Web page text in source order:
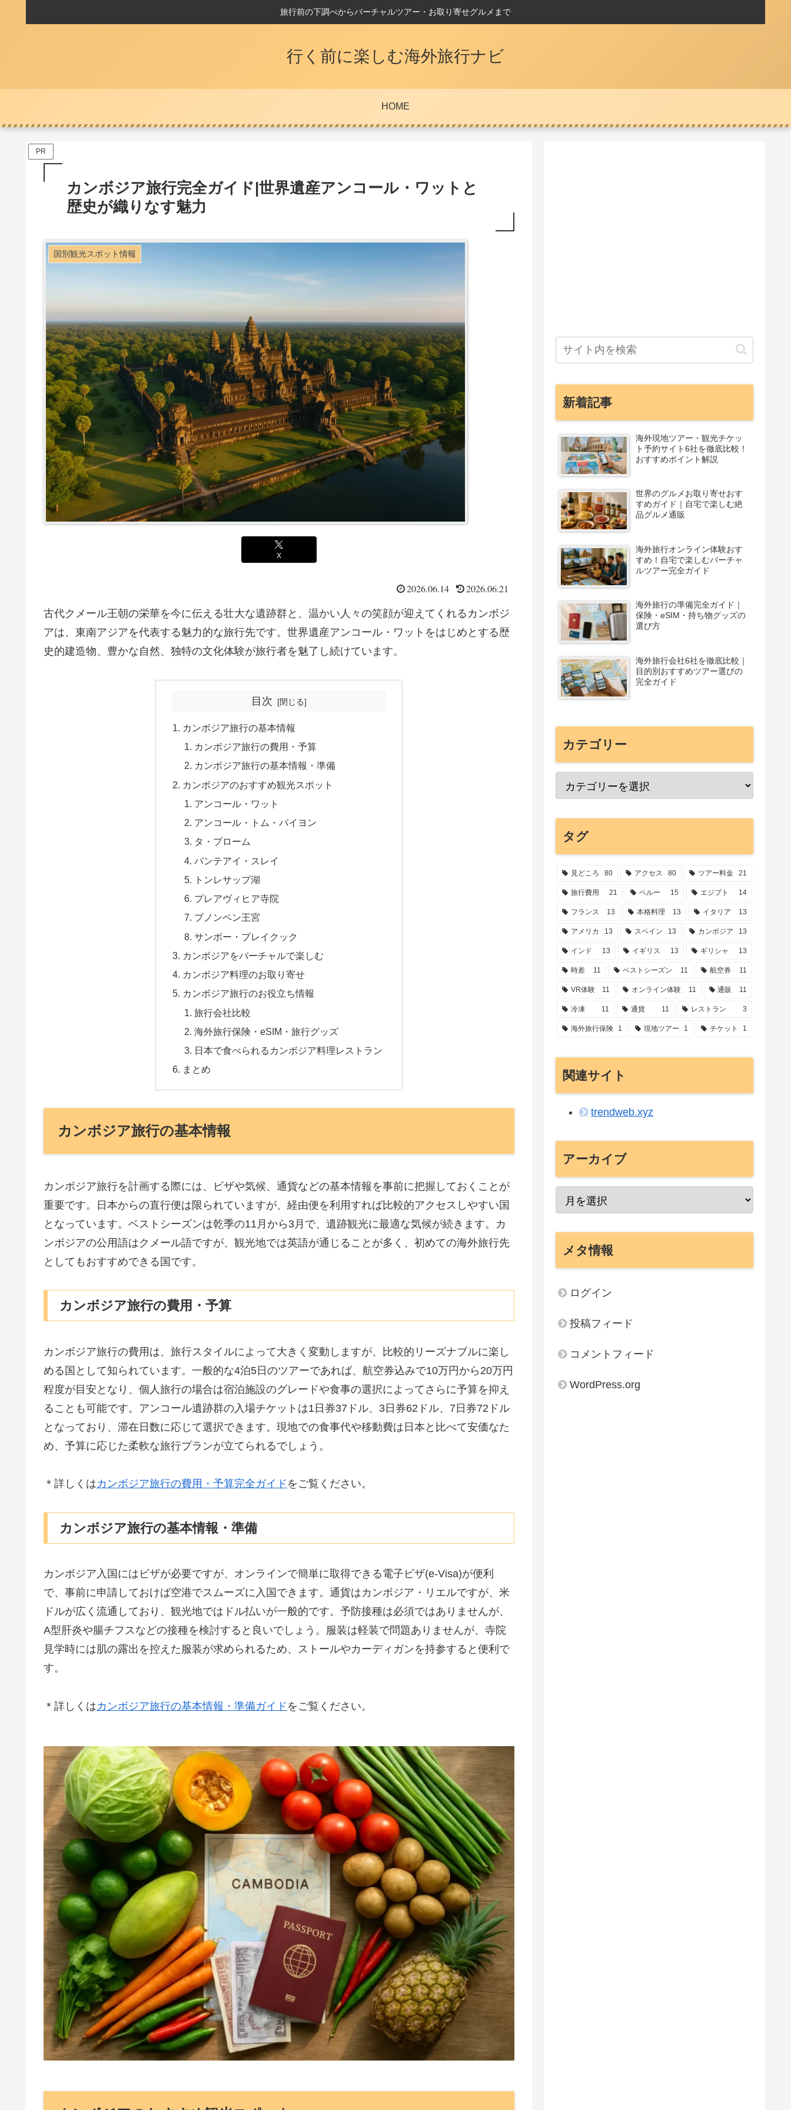
旅行前の下調べからバーチャルツアー・お取り寄せグルメまで
行く前に楽しむ海外旅行ナビ
HOME
PR
カンボジア旅行完全ガイド|世界遺産アンコール・ワットと
歴史が織りなす魅力
国別観光スポット情報
X
2026.06.14 2026.06.21
古代クメール王朝の栄華を今に伝える壮大な遺跡群と、温かい人々の笑顔が迎えてくれるカンボジ
アは、東南アジアを代表する魅力的な旅行先です。世界遺産アンコール・ワットをはじめとする歴
史的建造物、豊かな自然、独特の文化体験が旅行者を魅了し続けています。
目次
カンボジア旅行の基本情報
カンボジア旅行の費用・予算
カンボジア旅行の基本情報・準備
カンボジアのおすすめ観光スポット
アンコール・ワット
アンコール・トム・バイヨン
タ・プローム
バンテアイ・スレイ
トンレサップ湖
プレアヴィヒア寺院
プノンペン王宮
サンボー・プレイクック
カンボジアをバーチャルで楽しむ
カンボジア料理のお取り寄せ
カンボジア旅行のお役立ち情報
旅行会社比較
海外旅行保険・eSIM・旅行グッズ
日本で食べられるカンボジア料理レストラン
まとめ
カンボジア旅行の基本情報
カンボジア旅行を計画する際には、ビザや気候、通貨などの基本情報を事前に把握しておくことが
重要です。日本からの直行便は限られていますが、経由便を利用すれば比較的アクセスしやすい国
となっています。ベストシーズンは乾季の11月から3月で、遺跡観光に最適な気候が続きます。カ
ンボジアの公用語はクメール語ですが、観光地では英語が通じることが多く、初めての海外旅行先
としてもおすすめできる国です。
カンボジア旅行の費用・予算
カンボジア旅行の費用は、旅行スタイルによって大きく変動しますが、比較的リーズナブルに楽し
める国として知られています。一般的な4泊5日のツアーであれば、航空券込みで10万円から20万円
程度が目安となり、個人旅行の場合は宿泊施設のグレードや食事の選択によってさらに予算を抑え
ることも可能です。アンコール遺跡群の入場チケットは1日券37ドル、3日券62ドル、7日券72ドル
となっており、滞在日数に応じて選択できます。現地での食事代や移動費は日本と比べて安価なた
め、予算に応じた柔軟な旅行プランが立てられるでしょう。
＊詳しくはカンボジア旅行の費用・予算完全ガイド をご覧ください。
カンボジア旅行の基本情報・準備
カンボジア入国にはビザが必要ですが、オンラインで簡単に取得できる電子ビザ(e-Visa)が便利
で、事前に申請しておけば空港でスムーズに入国できます。通貨はカンボジア・リエルですが、米
ドルが広く流通しており、観光地ではドル払いが一般的です。予防接種は必須ではありませんが、
A型肝炎や腸チフスなどの接種を検討すると良いでしょう。服装は軽装で問題ありませんが、寺院
見学時には肌の露出を控えた服装が求められるため、ストールやカーディガンを持参すると便利で
す。
＊詳しくはカンボジア旅行の基本情報・準備ガイド をご覧ください。
新着記事
海外現地ツアー・観光チケッ
ト予約サイト6社を徹底比較！
おすすめポイント解説
世界のグルメお取り寄せおす
すめガイド｜自宅で楽しむ絶
品グルメ通販
海外旅行オンライン体験おす
すめ！自宅で楽しむバーチャ
ルツアー完全ガイド
海外旅行の準備完全ガイド｜
保険・eSIM・持ち物グッズの
選び方
海外旅行会社6社を徹底比較｜
目的別おすすめツアー選びの
完全ガイド
カテゴリー
タグ
見どころ 80 アクセス 80 ツアー料金 21
旅行費用 21 ペルー 15 エジプト 14
フランス 13 本格料理 13 イタリア 13
アメリカ 13 スペイン 13 カンボジア 13
インド 13 イギリス 13 ギリシャ 13
時差 11 ベストシーズン 11 航空券 11
VR体験 11 オンライン体験 11 通販 11
冷凍 11 通貨 11 レストラン 3
海外旅行保険 1 現地ツアー 1 チケット 1
関連サイト
trendweb.xyz
アーカイブ
メタ情報
ログイン
投稿フィード
コメントフィード
WordPress.org